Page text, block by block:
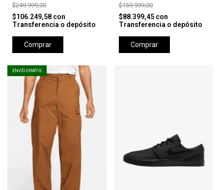
$249.999,00
$106.249,58 con
Transferencia o depósito
Comprar
$159.999,00
$88.399,45 con
Transferencia o depósito
Comprar
ENVÍO GRATIS